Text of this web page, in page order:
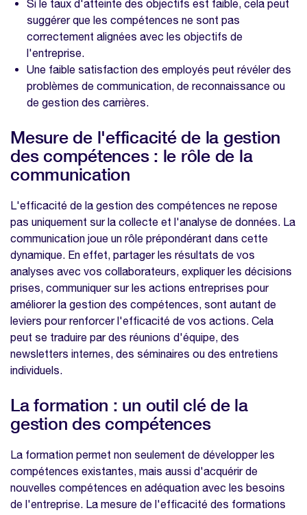
Si le taux d'atteinte des objectifs est faible, cela peut
suggérer que les compétences ne sont pas
correctement alignées avec les objectifs de
l'entreprise.
Une faible satisfaction des employés peut révéler des
problèmes de communication, de reconnaissance ou
de gestion des carrières.
Mesure de l'efficacité de la gestion
des compétences : le rôle de la
communication
L'efficacité de la gestion des compétences ne repose
pas uniquement sur la collecte et l'analyse de données. La
communication joue un rôle prépondérant dans cette
dynamique. En effet, partager les résultats de vos
analyses avec vos collaborateurs, expliquer les décisions
prises, communiquer sur les actions entreprises pour
améliorer la gestion des compétences, sont autant de
leviers pour renforcer l'efficacité de vos actions. Cela
peut se traduire par des réunions d'équipe, des
newsletters internes, des séminaires ou des entretiens
individuels.
La formation : un outil clé de la
gestion des compétences
La formation permet non seulement de développer les
compétences existantes, mais aussi d'acquérir de
nouvelles compétences en adéquation avec les besoins
de l'entreprise. La mesure de l'efficacité des formations